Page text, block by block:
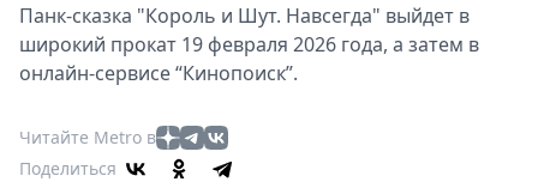
Панк-сказка "Король и Шут. Навсегда" выйдет в
широкий прокат 19 февраля 2026 года, а затем в
онлайн-сервисе “Кинопоиск”.
Читайте Metro в
Поделиться